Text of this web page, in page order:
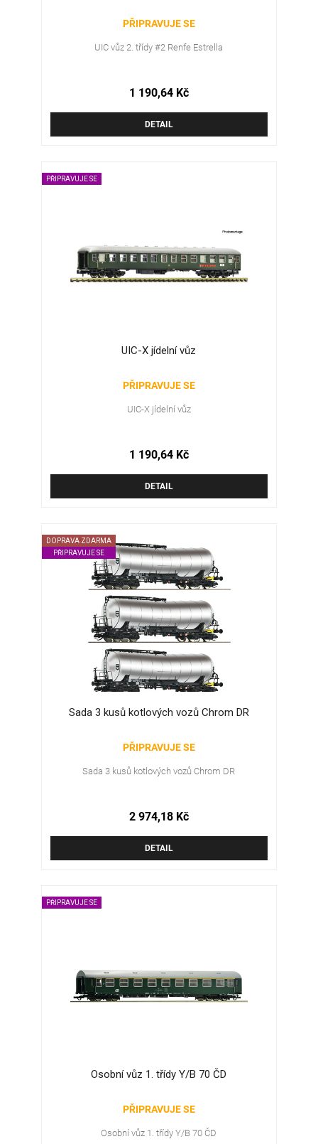
PŘIPRAVUJE SE
UIC vůz 2. třídy #2 Renfe Estrella
1 190,64 Kč
DETAIL
PŘIPRAVUJE SE
UIC-X jídelní vůz
PŘIPRAVUJE SE
UIC-X jídelní vůz
1 190,64 Kč
DETAIL
DOPRAVA ZDARMA
PŘIPRAVUJE SE
Sada 3 kusů kotlových vozů Chrom DR
PŘIPRAVUJE SE
Sada 3 kusů kotlových vozů Chrom DR
2 974,18 Kč
DETAIL
PŘIPRAVUJE SE
Osobní vůz 1. třídy Y/B 70 ČD
PŘIPRAVUJE SE
Osobní vůz 1. třídy Y/B 70 ČD